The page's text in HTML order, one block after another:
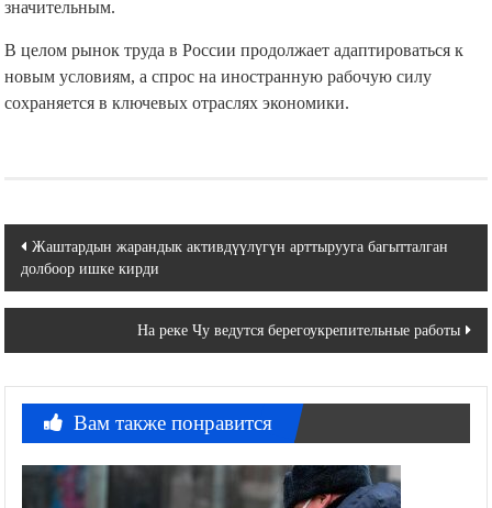
значительным.
В целом рынок труда в России продолжает адаптироваться к
новым условиям, а спрос на иностранную рабочую силу
сохраняется в ключевых отраслях экономики.
Навигация
по
Жаштардын жарандык активдүүлүгүн арттырууга багытталган
долбоор ишке кирди
На реке Чу ведутся берегоукрепительные работы
Вам также понравится